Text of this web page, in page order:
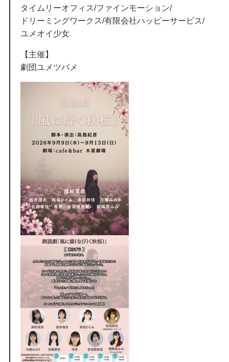
タイムリーオフィス/ファインモーション/
ドリーミングワークス/有限会社ハッピーサービス/
ユメオイ少女
【主催】
劇団ユメツバメ